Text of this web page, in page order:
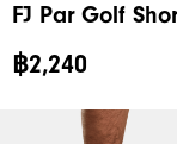
FJ Par Golf
฿2,240